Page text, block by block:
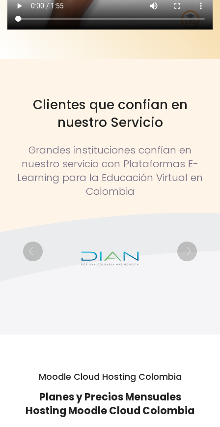
Clientes que confian en
nuestro Servicio
Grandes instituciones confían en
nuestro servicio con Plataformas E-
Learning para la Educación Virtual en
Colombia
Previous Next
Moodle Cloud Hosting Colombia
Planes y Precios Mensuales
Hosting Moodle Cloud Colombia